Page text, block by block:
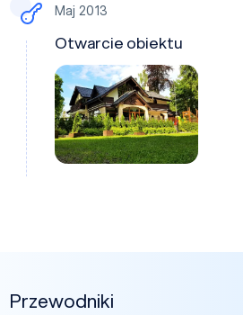
Maj 2013
Otwarcie obiektu
Przewodniki